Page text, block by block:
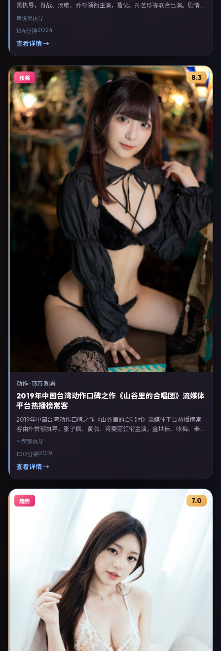
昊执导，肖战、汤唯、乔杉领衔主演，葛优、孙艺珍等联合出演。剧情以
爱情类型为主线，融合韩国本土叙事与人物弧光，适合检索「爱情电影
全国多城路演与线上观影同步开启。影片在节奏、摄影与配乐上强调沉浸
体验，可作为片单推荐、影评长文与专题策划的引用素材。
奉俊昊执导
134分钟2024
查看详情 →
获奖 8.3
动作 ·13万 观看
2019年中国台湾动作口碑之作《山谷里的合唱团》流媒体
平台热播榜常客
2019年中国台湾动作口碑之作《山谷里的合唱团》流媒体平台热播榜常
客由朴赞郁执导，张子枫、黄渤、蒋雯丽领衔主演，金世佳、咏梅、秦海
璐等联合出演。剧情以动作类型为主线，融合中国台湾本土叙事与人物弧
2019年3月23日起在台湾地区网络平台首播，支持高清与多语言字幕。影
片在节奏、摄影与配乐上强调沉浸体验，可作为片单推荐、影评长文与专
朴赞郁执导
100分钟2019
查看详情 →
趋势 7.0